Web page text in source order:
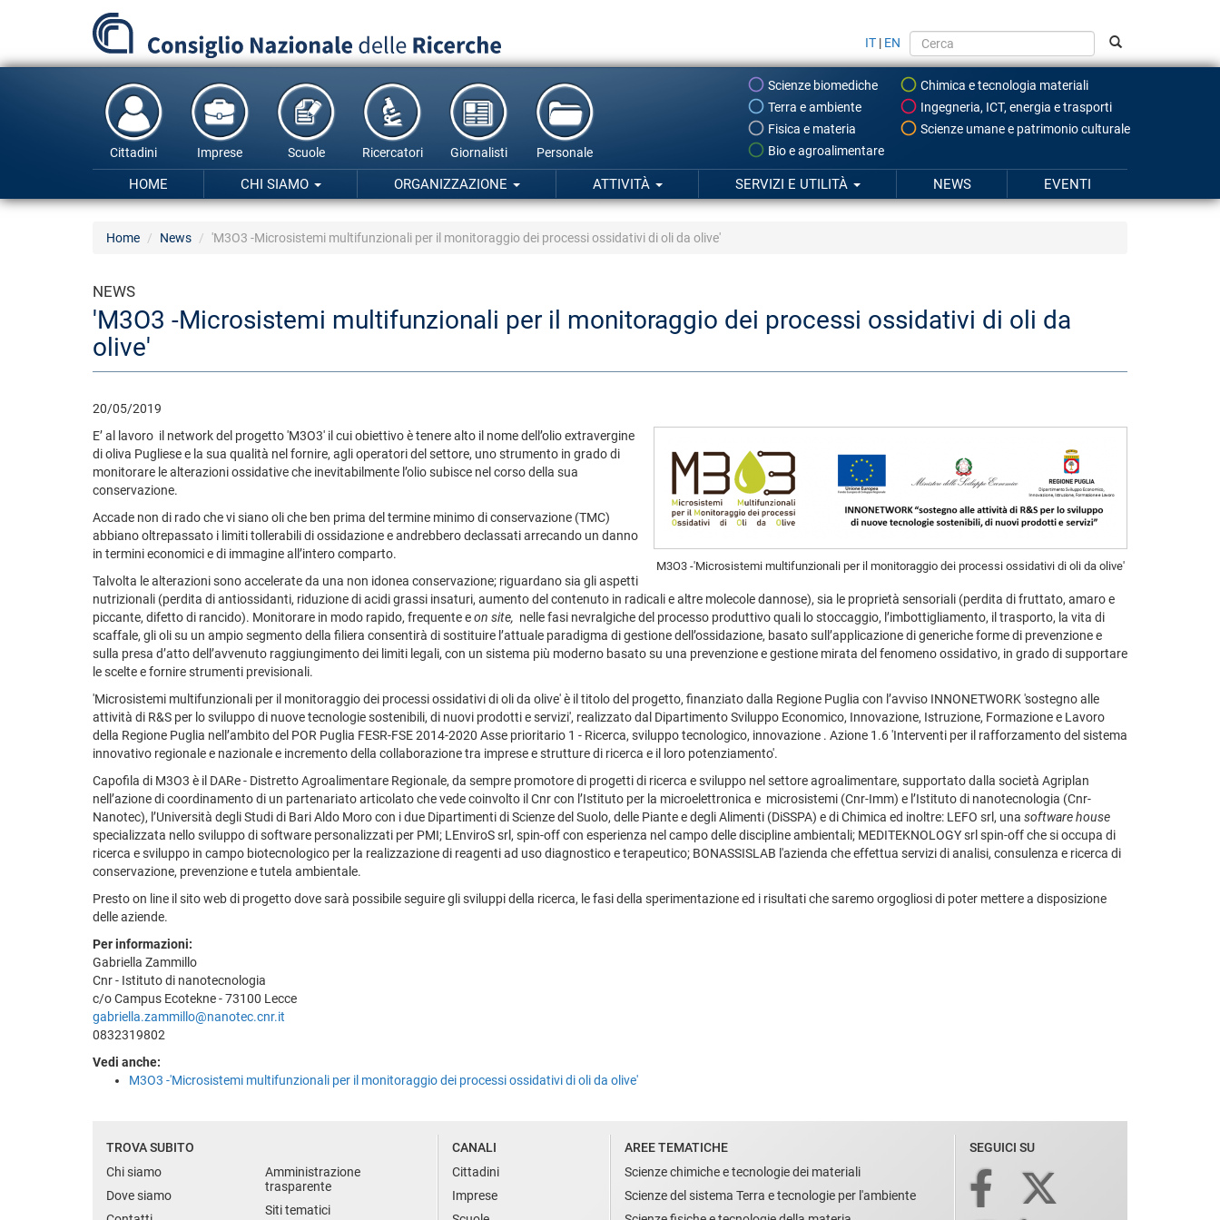
principale
IT | EN
Scienze biomediche
Chimica e tecnologia materiali
Terra e ambiente
Ingegneria, ICT, energia e trasporti
Fisica e materia
Scienze umane e patrimonio culturale
Bio e agroalimentare
Cittadini Imprese Scuole Ricercatori Giornalisti Personale
HOME CHI SIAMO ORGANIZZAZIONE ATTIVITÀ SERVIZI E UTILITÀ NEWS EVENTI
Home News 'M3O3 -Microsistemi multifunzionali per il monitoraggio dei processi ossidativi di oli da olive'
NEWS
'M3O3 -Microsistemi multifunzionali per il monitoraggio dei processi ossidativi di oli da
olive'
20/05/2019
M3O3 -'Microsistemi multifunzionali per il monitoraggio dei processi ossidativi di oli da olive'
E’ al lavoro il network del progetto 'M3O3' il cui obiettivo è tenere alto il nome dell’olio extravergine
di oliva Pugliese e la sua qualità nel fornire, agli operatori del settore, uno strumento in grado di
monitorare le alterazioni ossidative che inevitabilmente l’olio subisce nel corso della sua
conservazione.
Accade non di rado che vi siano oli che ben prima del termine minimo di conservazione (TMC)
abbiano oltrepassato i limiti tollerabili di ossidazione e andrebbero declassati arrecando un danno
in termini economici e di immagine all’intero comparto.
Talvolta le alterazioni sono accelerate da una non idonea conservazione; riguardano sia gli aspetti
nutrizionali (perdita di antiossidanti, riduzione di acidi grassi insaturi, aumento del contenuto in radicali e altre molecole dannose), sia le proprietà sensoriali (perdita di fruttato, amaro e
piccante, difetto di rancido). Monitorare in modo rapido, frequente eon site, nelle fasi nevralgiche del processo produttivo quali lo stoccaggio, l’imbottigliamento, il trasporto, la vita di
scaffale, gli oli su un ampio segmento della filiera consentirà di sostituire l’attuale paradigma di gestione dell’ossidazione, basato sull’applicazione di generiche forme di prevenzione e
sulla presa d’atto dell’avvenuto raggiungimento dei limiti legali, con un sistema più moderno basato su una prevenzione e gestione mirata del fenomeno ossidativo, in grado di supportare
le scelte e fornire strumenti previsionali.
'Microsistemi multifunzionali per il monitoraggio dei processi ossidativi di oli da olive' è il titolo del progetto, finanziato dalla Regione Puglia con l’avviso INNONETWORK 'sostegno alle
attività di R&S per lo sviluppo di nuove tecnologie sostenibili, di nuovi prodotti e servizi', realizzato dal Dipartimento Sviluppo Economico, Innovazione, Istruzione, Formazione e Lavoro
della Regione Puglia nell’ambito del POR Puglia FESR-FSE 2014-2020 Asse prioritario 1 - Ricerca, sviluppo tecnologico, innovazione . Azione 1.6 'Interventi per il rafforzamento del sistema
innovativo regionale e nazionale e incremento della collaborazione tra imprese e strutture di ricerca e il loro potenziamento'.
Capofila di M3O3 è il DARe - Distretto Agroalimentare Regionale, da sempre promotore di progetti di ricerca e sviluppo nel settore agroalimentare, supportato dalla società Agriplan
nell’azione di coordinamento di un partenariato articolato che vede coinvolto il Cnr con l’Istituto per la microelettronica e microsistemi (Cnr-Imm) e l’Istituto di nanotecnologia (Cnr-
Nanotec), l’Università degli Studi di Bari Aldo Moro con i due Dipartimenti di Scienze del Suolo, delle Piante e degli Alimenti (DiSSPA) e di Chimica ed inoltre: LEFO srl, una software house
specializzata nello sviluppo di software personalizzati per PMI; LEnviroS srl, spin-off con esperienza nel campo delle discipline ambientali; MEDITEKNOLOGY srl spin-off che si occupa di
ricerca e sviluppo in campo biotecnologico per la realizzazione di reagenti ad uso diagnostico e terapeutico; BONASSISLAB l'azienda che effettua servizi di analisi, consulenza e ricerca di
conservazione, prevenzione e tutela ambientale.
Presto on line il sito web di progetto dove sarà possibile seguire gli sviluppi della ricerca, le fasi della sperimentazione ed i risultati che saremo orgogliosi di poter mettere a disposizione
delle aziende.
Per informazioni:
Gabriella Zammillo
Cnr - Istituto di nanotecnologia
c/o Campus Ecotekne - 73100 Lecce
gabriella.zammillo@nanotec.cnr.it
0832319802
Vedi anche:
M3O3 -'Microsistemi multifunzionali per il monitoraggio dei processi ossidativi di oli da olive'
TROVA SUBITO
Chi siamo
Dove siamo
Amministrazione
trasparente
Siti tematici
CANALI
Cittadini
Imprese
AREE TEMATICHE
Scienze chimiche e tecnologie dei materiali
Scienze del sistema Terra e tecnologie per l'ambiente
SEGUICI SU